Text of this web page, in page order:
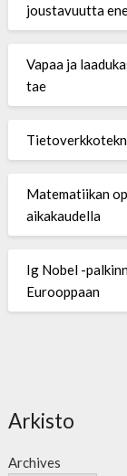
joustavuutta
Vapaa ja
tae
Matematiikan
aikakaudella
Ig Nobel -
Eurooppaan
Arkisto
Archives